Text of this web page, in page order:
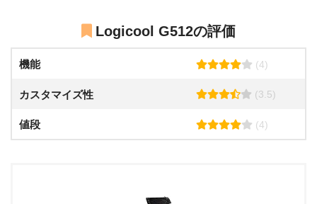
Logicool G512の評価
機能 (4)
カスタマイズ性 (3.5)
値段 (4)